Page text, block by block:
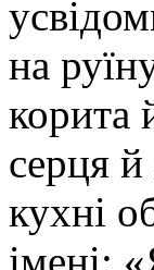
на
корита
серця
кухні